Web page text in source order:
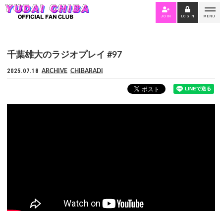
JOIN LOGIN MENU
千葉雄大のラジオプレイ #97
2025.07.18 ARCHIVE CHIBARADI